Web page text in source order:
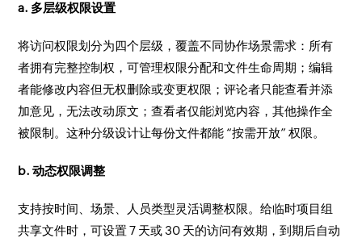
a. 多层级权限设置
将访问权限划分为四个层级，覆盖不同协作场景需求：所有
者拥有完整控制权，可管理权限分配和文件生命周期；编辑
者能修改内容但无权删除或变更权限；评论者只能查看并添
加意见，无法改动原文；查看者仅能浏览内容，其他操作全
被限制。这种分级设计让每份文件都能 “按需开放” 权限。
b. 动态权限调整
支持按时间、场景、人员类型灵活调整权限。给临时项目组
共享文件时，可设置 7 天或 30 天的访问有效期，到期后自动